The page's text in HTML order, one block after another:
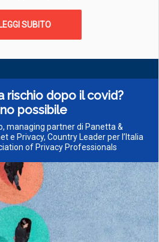
LEGGI SUBITO
rischio dopo il covid?
possibile
managing partner di Panetta &
e Privacy, Country Leader per l’Italia
of Privacy Professionals